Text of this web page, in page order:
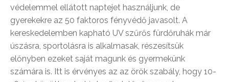
védelemmel ellátott naptejet használjunk, de
gyerekekre az 50 faktoros fényvédő javasolt. A
kereskedelemben kapható UV szűrős fürdőruhák már
úszásra, sportolásra is alkalmasak, részesítsük
előnyben ezeket saját magunk és gyermekünk
számára is. Itt is érvényes az az örök szabály, hogy 10-